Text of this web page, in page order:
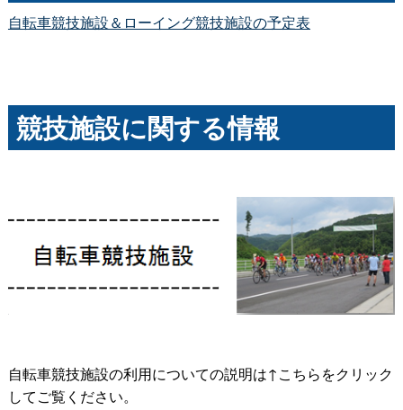
自転車競技施設＆ローイング競技施設の予定表
競技施設に関する情報
自転車競技施設の利用についての説明は↑こちらをクリック
してご覧ください。